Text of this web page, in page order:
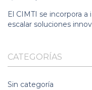
El CIMTI se incorpora
escalar soluciones
CATEGORÍAS
Sin categoría